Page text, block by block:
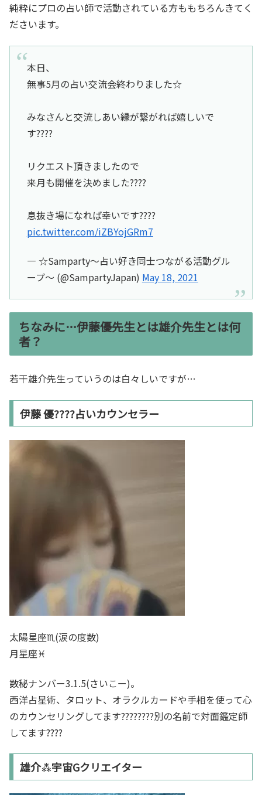
純粋にプロの占い師で活動されている方ももちろんきてく
ださいます。
本日、
無事5月の占い交流会終わりました☆
みなさんと交流しあい縁が繋がれば嬉しいで
す????
リクエスト頂きましたので
来月も開催を決めました????
息抜き場になれば幸いです????
pic.twitter.com/iZBYojGRm7
— ☆Samparty～占い好き同士つながる活動グル
ープ～ (@SampartyJapan) May 18, 2021
ちなみに…伊藤優先生とは雄介先生とは何
者？
若干雄介先生っていうのは白々しいですが…
伊藤 優????占いカウンセラー
太陽星座♏(涙の度数)
月星座♓
数秘ナンバー3.1.5(さいこー)。
西洋占星術、タロット、オラクルカードや手相を使って心
のカウンセリングしてます????????別の名前で対面鑑定師
してます????
雄介⁂宇宙Gクリエイター